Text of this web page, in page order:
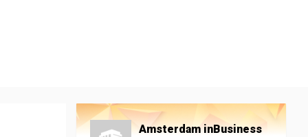
Amsterdam inBusiness